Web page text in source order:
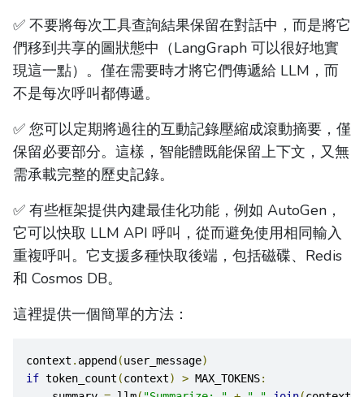
✅ 不要將每次工具查詢結果保留在對話中，而是將它
們移到共享的圖狀態中（LangGraph 可以很好地實
現這一點）。僅在需要時才將它們傳遞給 LLM，而
不是每次呼叫都傳遞。
✅ 您可以定期將過往的互動記錄壓縮成滾動摘要，僅
保留必要部分。這樣，智能體既能保留上下文，又無
需承載完整的歷史記錄。
✅ 有些框架提供內建最佳化功能，例如 AutoGen，
它可以快取 LLM API 呼叫，從而避免使用相同輸入
重複呼叫。它支援多種快取後端，包括磁碟、Redis
和 Cosmos DB。
這裡提供一個簡單的方法：
context . append(user_message)
if token_count (context) > MAX_TOKENS: